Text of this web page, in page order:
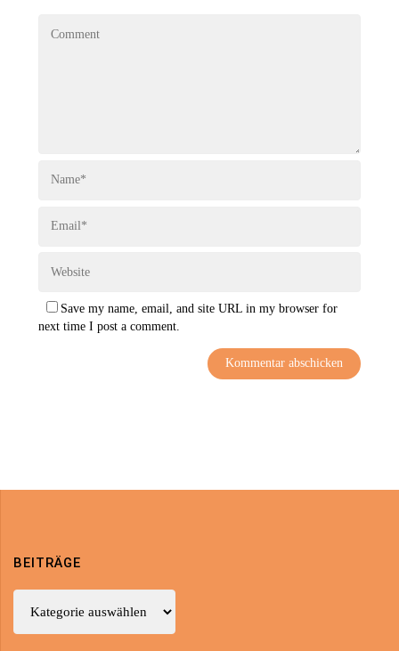
Save my name, email, and site URL in my browser for
next time I post a comment.
BEITRÄGE